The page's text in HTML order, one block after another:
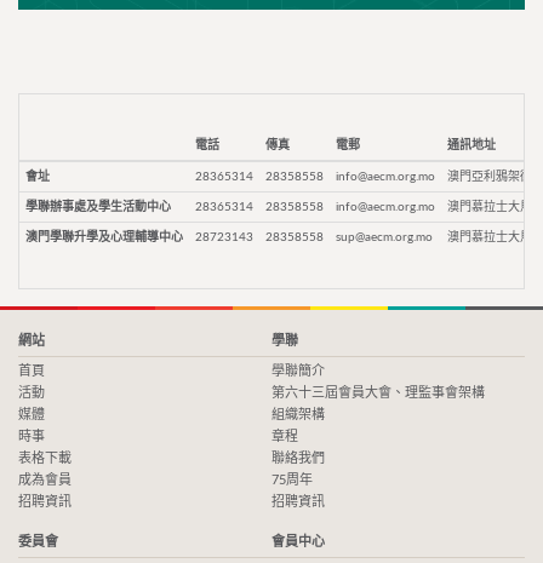
電話 傳真 電郵 通訊地址
會址 28365314 28358558 info@aecm.org.mo 澳門亞利鴉架街9
學聯辦事處及學生活動中心 28365314 28358558 info@aecm.org.mo 澳門慕拉士大馬
澳門學聯升學及心理輔導中心 28723143 28358558 sup@aecm.org.mo 澳門慕拉士大馬
網站
首頁
活動
媒體
時事
表格下載
成為會員
招聘資訊
學聯
學聯簡介
第六十三屆會員大會、理監事會架構
組織架構
章程
聯絡我們
75周年
招聘資訊
委員會 會員中心